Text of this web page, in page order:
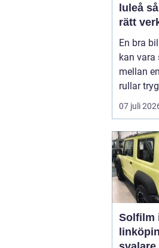
luleå så hittar du
rätt
din bil
En bra
kan vara
mellan
rullar
år och
07 juli
Solfilm